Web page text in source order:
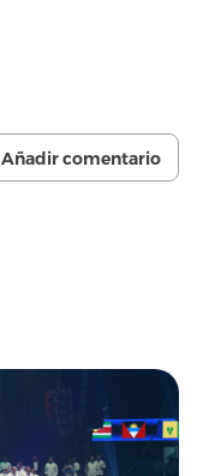
Añadir comentario